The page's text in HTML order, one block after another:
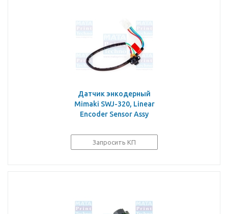
Датчик энкодерный
Mimaki SWJ-320, Linear
Encoder Sensor Assy
Запросить КП